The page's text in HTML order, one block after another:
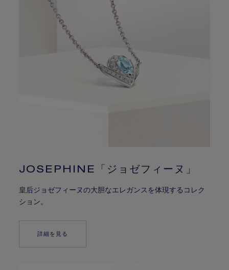
JOSEPHINE「ジョゼフィーヌ」
皇后ジョゼフィーヌの大胆なエレガンスを体現するコレク
ション。
詳細を見る